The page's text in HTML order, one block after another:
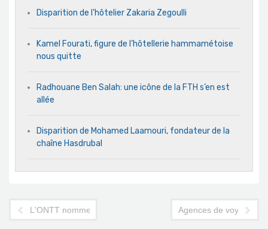
Disparition de l’hôtelier Zakaria Zegoulli
Kamel Fourati, figure de l’hôtellerie hammamétoise
nous quitte
Radhouane Ben Salah: une icône de la FTH s’en est
allée
Disparition de Mohamed Laamouri, fondateur de la
chaîne Hasdrubal
L'ONTT nomme de nouveaux représentants à l'étranger
Agences de voyages :